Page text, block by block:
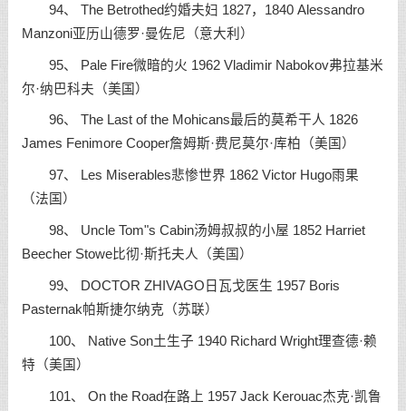
94、 The Betrothed约婚夫妇 1827，1840 Alessandro
Manzoni亚历山德罗·曼佐尼（意大利）
95、 Pale Fire微暗的火 1962 Vladimir Nabokov弗拉基米
尔·纳巴科夫（美国）
96、 The Last of the Mohicans最后的莫希干人 1826
James Fenimore Cooper詹姆斯·费尼莫尔·库柏（美国）
97、 Les Miserables悲惨世界 1862 Victor Hugo雨果
（法国）
98、 Uncle Tom"s Cabin汤姆叔叔的小屋 1852 Harriet
Beecher Stowe比彻·斯托夫人（美国）
99、 DOCTOR ZHIVAGO日瓦戈医生 1957 Boris
Pasternak帕斯捷尔纳克（苏联）
100、 Native Son土生子 1940 Richard Wright理查德·赖
特（美国）
101、 On the Road在路上 1957 Jack Kerouac杰克·凯鲁